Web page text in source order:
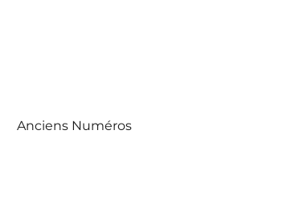
Anciens Numéros